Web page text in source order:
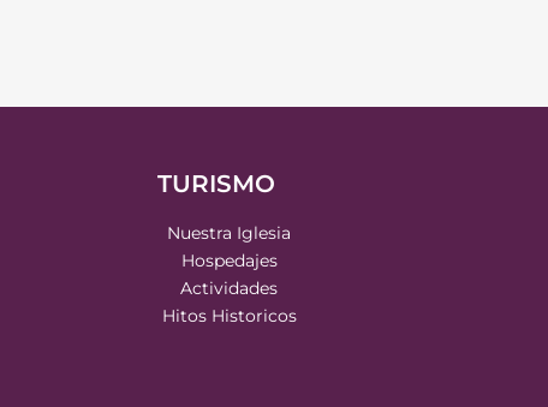
TURISMO
Nuestra Iglesia
Hospedajes
Actividades
Hitos Historicos